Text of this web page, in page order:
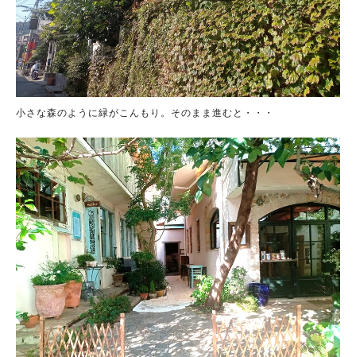
小さな森のように緑がこんもり。そのまま進むと・・・